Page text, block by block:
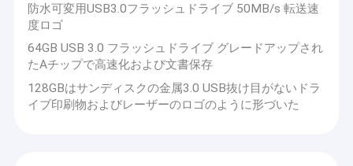
防水可変用USB3.0フラッシュドライブ 50MB/s 転送速
度ロゴ
64GB USB 3.0 フラッシュドライブ グレードアップされ
たAチップで高速化および文書保存
128GBはサンディスクの金属3.0 USB抜け目がないドラ
イブ印刷物およびレーザーのロゴのように形づいた